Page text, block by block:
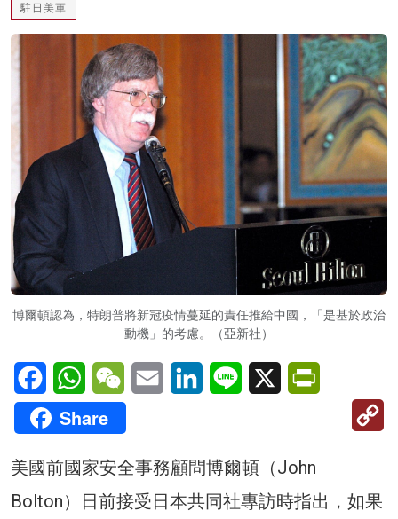
駐日美軍
博爾頓認為，特朗普將新冠疫情蔓延的責任推給中國，「是基於政治
動機」的考慮。（亞新社）
FacebookWhatsAppWeChatEmail LinkedInLine X
Share
美國前國家安全事務顧問博爾頓（John
Bolton）日前接受日本共同社專訪時指出，如果